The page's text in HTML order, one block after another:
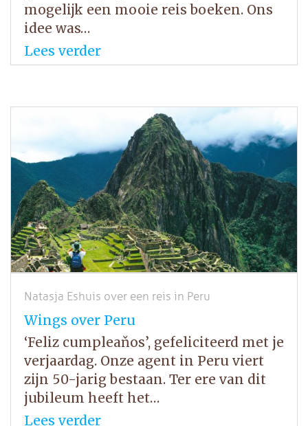
mogelijk een mooie reis boeken. Ons
idee was…
Lees verder
Natasja Eshuis over een reis in Peru
Wings over Peru
‘Feliz cumpleaňos’, gefeliciteerd met je
verjaardag. Onze agent in Peru viert
zijn 50-jarig bestaan. Ter ere van dit
jubileum heeft het…
Lees verder